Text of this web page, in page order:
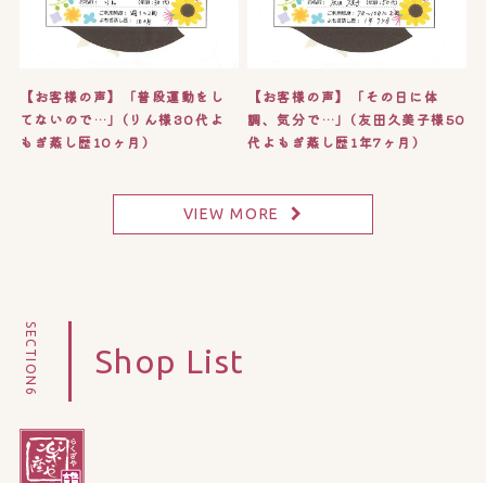
【お客様の声】「普段運動をし
てないので…」(りん様30代よ
もぎ蒸し歴10ヶ月)
【お客様の声】「その日に体
調、気分で…」(友田久美子様50
代よもぎ蒸し歴1年7ヶ月)
VIEW MORE
Shop List
SECTION6